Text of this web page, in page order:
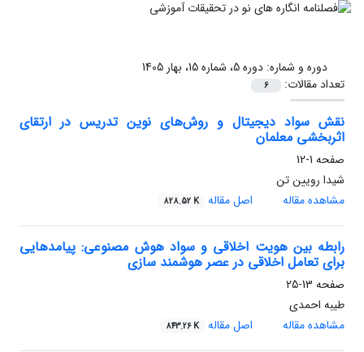
دوره و شماره:دوره 5، شماره 15، بهار 1405
تعداد مقالات:
6
نقش سواد دیجیتال و روش‌های نوین تدریس در ارتقای
اثربخشی معلمان
صفحه 1-12
شیدا رویین تن
مشاهده مقاله
اصل مقاله 828.52 K
رابطه بین هویت اخلاقی و سواد هوش مصنوعی: پیامدهایی
برای تعامل اخلاقی در عصر هوشمند سازی
صفحه 13-25
طیبه احمدی
مشاهده مقاله
اصل مقاله 843.26 K